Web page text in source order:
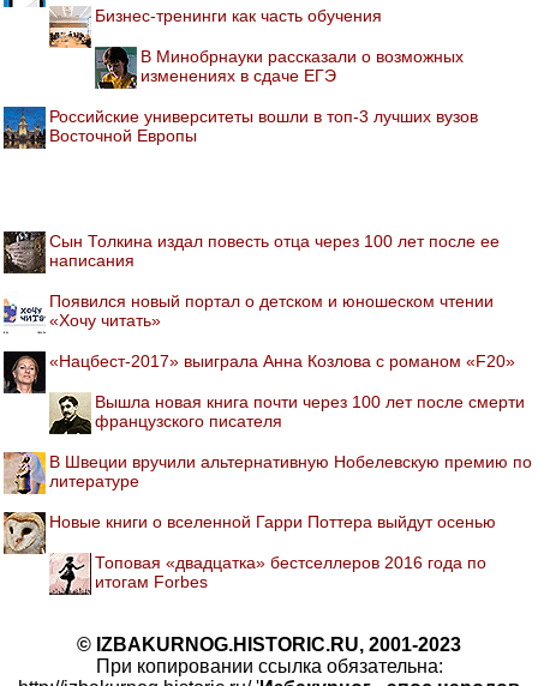
Бизнес-тренинги как часть обучения
В Минобрнауки рассказали о возможных
изменениях в сдаче ЕГЭ
Российские университеты вошли в топ-3 лучших вузов
Восточной Европы
Сын Толкина издал повесть отца через 100 лет после ее
написания
Появился новый портал о детском и юношеском чтении
«Хочу читать»
«Нацбест-2017» выиграла Анна Козлова с романом «F20»
Вышла новая книга почти через 100 лет после смерти
французского писателя
В Швеции вручили альтернативную Нобелевскую премию по
литературе
Новые книги о вселенной Гарри Поттера выйдут осенью
Топовая «двадцатка» бестселлеров 2016 года по
итогам Forbes
© IZBAKURNOG.HISTORIC.RU, 2001-2023
При копировании ссылка обязательна: